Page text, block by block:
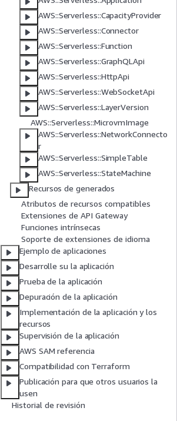
AWS::Serverless::CapacityProvider
AWS::Serverless::Connector
AWS::Serverless::Function
AWS::Serverless::GraphQLApi
AWS::Serverless::HttpApi
AWS::Serverless::WebSocketApi
AWS::Serverless::LayerVersion
AWS::Serverless::MicrovmImage
AWS::Serverless::NetworkConnecto
r
AWS::Serverless::SimpleTable
AWS::Serverless::StateMachine
Recursos de generados
Atributos de recursos compatibles
Extensiones de API Gateway
Funciones intrínsecas
Soporte de extensiones de idioma
Ejemplo de aplicaciones
Desarrolle su la aplicación
Prueba de la aplicación
Depuración de la aplicación
Implementación de la aplicación y los
recursos
Supervisión de la aplicación
AWS SAM referencia
Compatibilidad con Terraform
Publicación para que otros usuarios la
usen
Historial de revisión